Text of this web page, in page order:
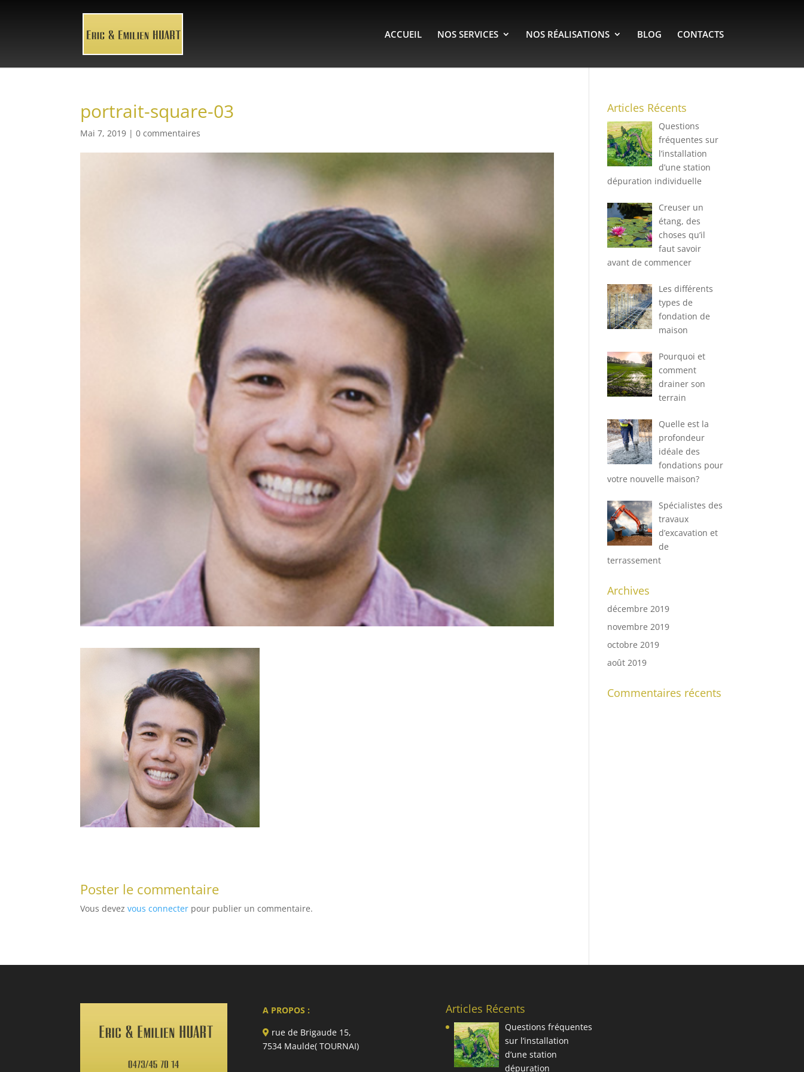
ACCUEIL NOS SERVICES NOS RÉALISATIONS BLOG CONTACTS
portrait-square-03
Mai 7, 2019 |0 commentaires
Poster le commentaire
Vous devezvous connecter pour publier un commentaire.
Articles Récents
Questions
fréquentes sur
l’installation
d’une station
dépuration individuelle
Creuser un
étang, des
choses qu’il
faut savoir
avant de commencer
Les différents
types de
fondation de
maison
Pourquoi et
comment
drainer son
terrain
Quelle est la
profondeur
idéale des
fondations pour
votre nouvelle maison?
Spécialistes des
travaux
d’excavation et
de
terrassement
Archives
décembre 2019
novembre 2019
octobre 2019
août 2019
Commentaires récents
A PROPOS :
rue de Brigaude 15,
7534 Maulde( TOURNAI)
Articles Récents
Questions fréquentes
sur l’installation
d’une station
dépuration